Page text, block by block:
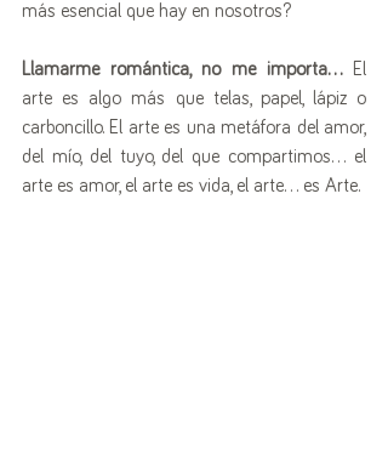
más esencial que hay en nosotros?
Llamarme romántica, no me importa… El
arte es algo más que telas, papel, lápiz o
carboncillo. El arte es una metáfora del amor,
del mío, del tuyo, del que compartimos… el
arte es amor, el arte es vida, el arte… es Arte.